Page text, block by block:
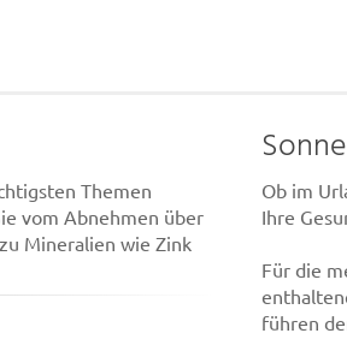
Themen
vom Abnehmen über
Mineralien wie Zink
Ob im
Ihre
Für die
führen